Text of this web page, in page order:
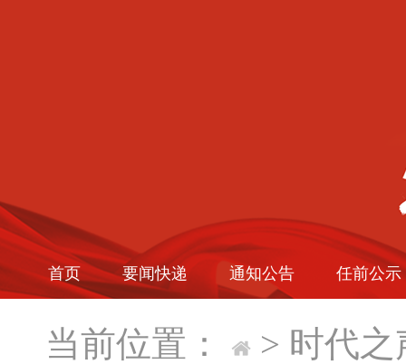
首页 要闻快递 通知公告 任前公示
当前位置： > 时代之